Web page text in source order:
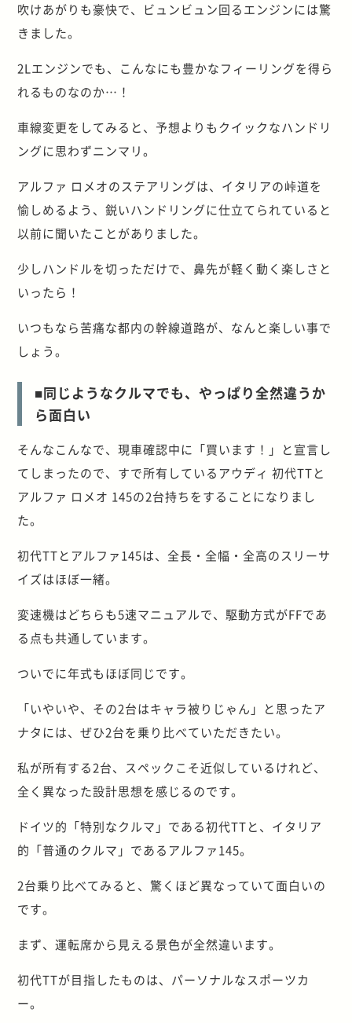
吹けあがりも豪快で、ビュンビュン回るエンジンには驚
きました。
2Lエンジンでも、こんなにも豊かなフィーリングを得ら
れるものなのか…！
車線変更をしてみると、予想よりもクイックなハンドリ
ングに思わずニンマリ。
アルファ ロメオのステアリングは、イタリアの峠道を
愉しめるよう、鋭いハンドリングに仕立てられていると
以前に聞いたことがありました。
少しハンドルを切っただけで、鼻先が軽く動く楽しさと
いったら！
いつもなら苦痛な都内の幹線道路が、なんと楽しい事で
しょう。
■同じようなクルマでも、やっぱり全然違うか
ら面白い
そんなこんなで、現車確認中に「買います！」と宣言し
てしまったので、すで所有しているアウディ 初代TTと
アルファ ロメオ 145の2台持ちをすることになりまし
た。
初代TTとアルファ145は、全長・全幅・全高のスリーサ
イズはほぼ一緒。
変速機はどちらも5速マニュアルで、駆動方式がFFであ
る点も共通しています。
ついでに年式もほぼ同じです。
「いやいや、その2台はキャラ被りじゃん」と思ったア
ナタには、ぜひ2台を乗り比べていただきたい。
私が所有する2台、スペックこそ近似しているけれど、
全く異なった設計思想を感じるのです。
ドイツ的「特別なクルマ」である初代TTと、イタリア
的「普通のクルマ」であるアルファ145。
2台乗り比べてみると、驚くほど異なっていて面白いの
です。
まず、運転席から見える景色が全然違います。
初代TTが目指したものは、パーソナルなスポーツカ
ー。